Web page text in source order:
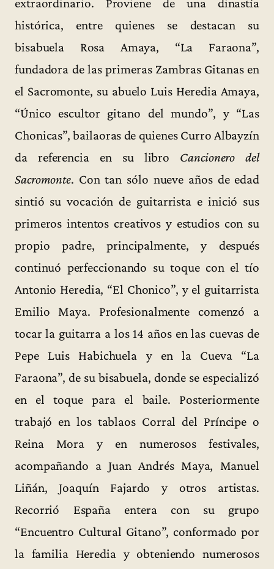
histórica, entre quienes se destacan su
bisabuela Rosa Amaya, “La Faraona”,
fundadora de las primeras Zambras Gitanas en
el Sacromonte, su abuelo Luis Heredia Amaya,
“Único escultor gitano del mundo”, y “Las
Chonicas”, bailaoras de quienes Curro Albayzín
da referencia en su libro Cancionero del
Sacromonte. Con tan sólo nueve años de edad
sintió su vocación de guitarrista e inició sus
primeros intentos creativos y estudios con su
propio padre, principalmente, y después
continuó perfeccionando su toque con el tío
Antonio Heredia, “El Chonico”, y el guitarrista
Emilio Maya. Profesionalmente comenzó a
tocar la guitarra a los 14 años en las cuevas de
Pepe Luis Habichuela y en la Cueva “La
Faraona”, de su bisabuela, donde se especializó
en el toque para el baile. Posteriormente
trabajó en los tablaos Corral del Príncipe o
Reina Mora y en numerosos festivales,
acompañando a Juan Andrés Maya, Manuel
Liñán, Joaquín Fajardo y otros artistas.
Recorrió España entera con su grupo
“Encuentro Cultural Gitano”, conformado por
la familia Heredia y obteniendo numerosos